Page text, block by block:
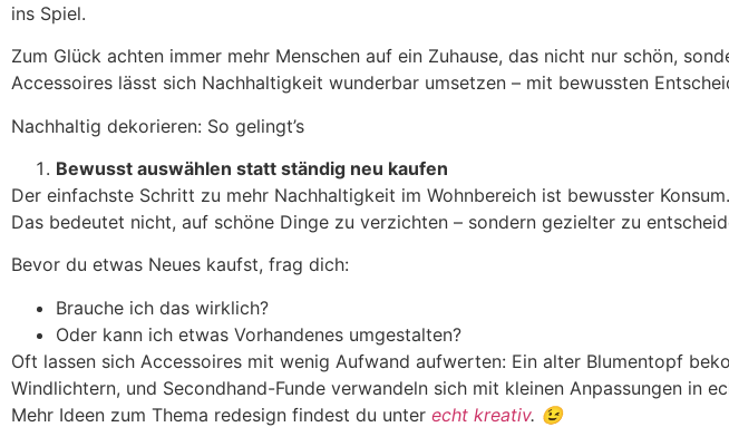
ins Spiel.
Zum Glück achten immer mehr Menschen auf ein Zuhause, das nicht nur schön,
Accessoires lässt sich Nachhaltigkeit wunderbar umsetzen – mit bewussten
Nachhaltig dekorieren: So gelingt’s
Bewusst auswählen statt ständig neu kaufen
Der einfachste Schritt zu mehr Nachhaltigkeit im Wohnbereich ist bewusster Konsum.
Das bedeutet nicht, auf schöne Dinge zu verzichten – sondern gezielter zu
Bevor du etwas Neues kaufst, frag dich:
Brauche ich das wirklich?
Oder kann ich etwas Vorhandenes umgestalten?
Oft lassen sich Accessoires mit wenig Aufwand aufwerten: Ein alter Blumentopf
Windlichtern, und Secondhand-Funde verwandeln sich mit kleinen Anpassungen in
Mehr Ideen zum Thema redesign findest du unter echt kreativ. 😉